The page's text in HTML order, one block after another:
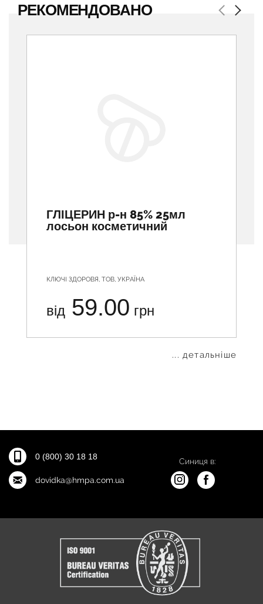
РЕКОМЕНДОВАНО Previous
ГЛІЦЕРИН р-н 85% 25мл
лосьон косметичний
КЛЮЧІ ЗДОРОВЯ, ТОВ, УКРАЇНА
від 59.00 грн
... детальніше
Next
0 (800) 30 18 18
dovidka@hmpa.com.ua
Синиця в: